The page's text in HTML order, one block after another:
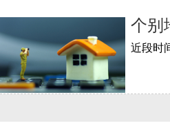
个别